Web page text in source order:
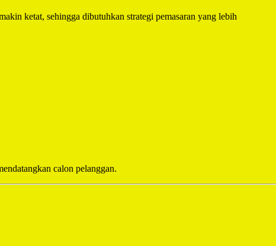
ketat, sehingga dibutuhkan strategi pemasaran yang lebih
calon pelanggan.